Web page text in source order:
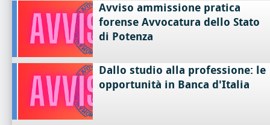
Avviso ammissione pratica
forense Avvocatura dello Stato
di Potenza
Dallo studio alla professione: le
opportunità in Banca d'Italia